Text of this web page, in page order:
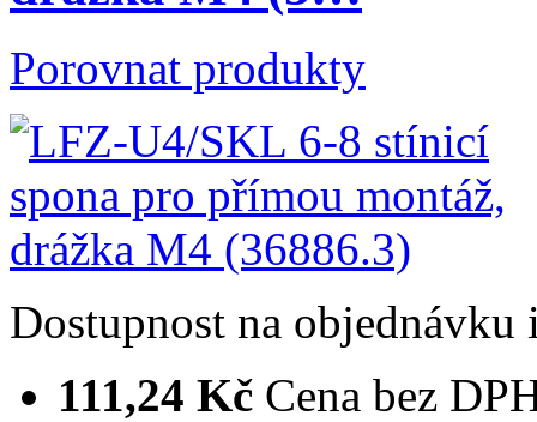
Porovnat produkty
Dostupnost na objednávku
111,24 Kč Cena bez